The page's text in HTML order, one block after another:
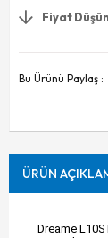
Fiyat
Bu Ürünü Paylaş :
ÜRÜN
Dreame L10S